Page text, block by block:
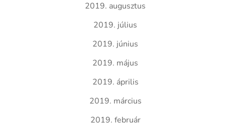
2019. augusztus
2019. július
2019. június
2019. május
2019. április
2019. március
2019. február